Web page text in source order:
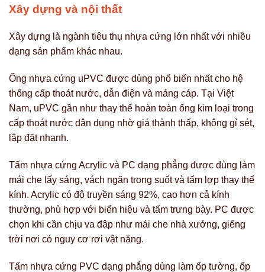
Xây dựng và nội thất
Xây dựng là ngành tiêu thụ nhựa cứng lớn nhất với nhiều
dạng sản phẩm khác nhau.
Ống nhựa cứng uPVC được dùng phổ biến nhất cho hệ
thống cấp thoát nước, dẫn điện và máng cáp. Tại Việt
Nam, uPVC gần như thay thế hoàn toàn ống kim loại trong
cấp thoát nước dân dụng nhờ giá thành thấp, không gỉ sét,
lắp đặt nhanh.
Tấm nhựa cứng Acrylic và PC dạng phẳng được dùng làm
mái che lấy sáng, vách ngăn trong suốt và tấm lợp thay thế
kính. Acrylic có độ truyền sáng 92%, cao hơn cả kính
thường, phù hợp với biển hiệu và tấm trưng bày. PC được
chọn khi cần chịu va đập như mái che nhà xưởng, giếng
trời nơi có nguy cơ rơi vật nặng.
Tấm nhựa cứng PVC dạng phẳng dùng làm ốp tường, ốp